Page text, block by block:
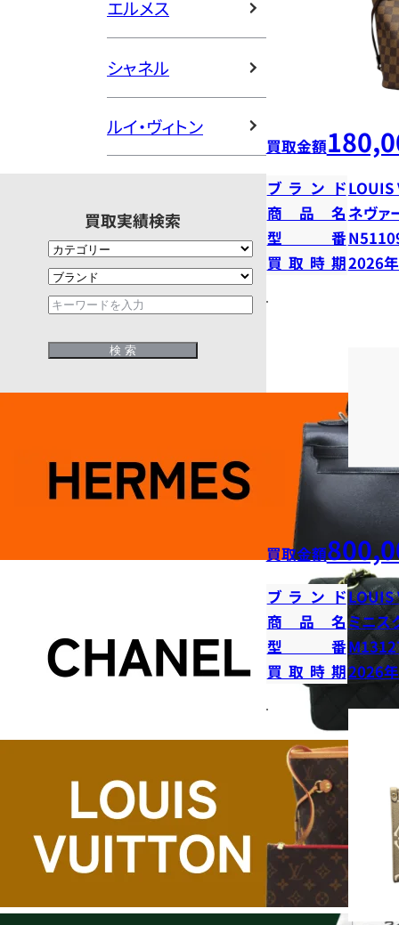
エルメス
シャネル
ルイ・ヴィトン
買取実績検索
買取金額
ブランドLOUIS
商品名 ネヴァ
型番
買取時期2026
買取金額
ブランドLOUIS
商品名ミニス
型番
買取時期2026